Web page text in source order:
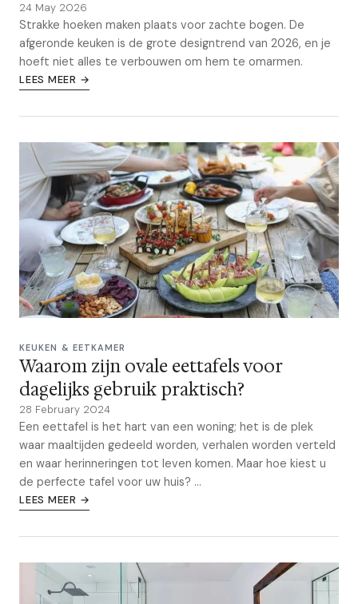
24 May 2026
Strakke hoeken maken plaats voor zachte bogen. De
afgeronde keuken is de grote designtrend van 2026, en je
hoeft niet alles te verbouwen om hem te omarmen.
LEES MEER →
KEUKEN & EETKAMER
Waarom zijn ovale eettafels voor
dagelijks gebruik praktisch?
28 February 2024
Een eettafel is het hart van een woning; het is de plek
waar maaltijden gedeeld worden, verhalen worden verteld
en waar herinneringen tot leven komen. Maar hoe kiest u
de perfecte tafel voor uw huis? ...
LEES MEER →